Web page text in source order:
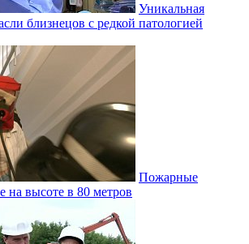
Уникальная
близнецов с редкой патологией
Пожарные
на высоте в 80 метров